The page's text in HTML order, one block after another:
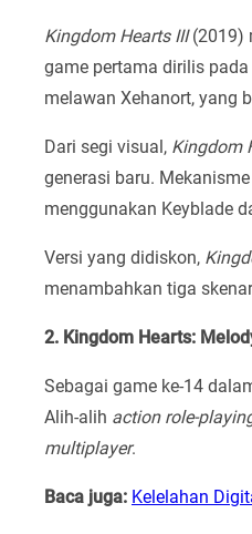
Kingdom Hearts III(2019)
game pertama dirilis
melawan Xehanort, yang
Dari segi visual, Kingdom
generasi baru.
menggunakan Keyblade
Versi yang didiskon,
menambahkan tiga
2. Kingdom Hearts:
Sebagai game ke-14
Alih-alih action role-
multiplayer.
Baca juga: Kelelahan